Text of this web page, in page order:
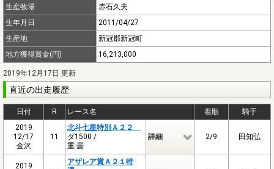
生産牧場
赤石久夫
生年月日
2011/04/27
生産地
新冠郡新冠町
地方獲得賞金(円)
16,213,000
2019年12月17日 更新
直近の出走履歴
日付 R レース名 着順
騎手
2019
12/17
金沢
11
北斗七星特別Ａ２２
ダ1500 /
重 曇
詳細 2/9 田知弘
2019
アザレア賞Ａ２１特